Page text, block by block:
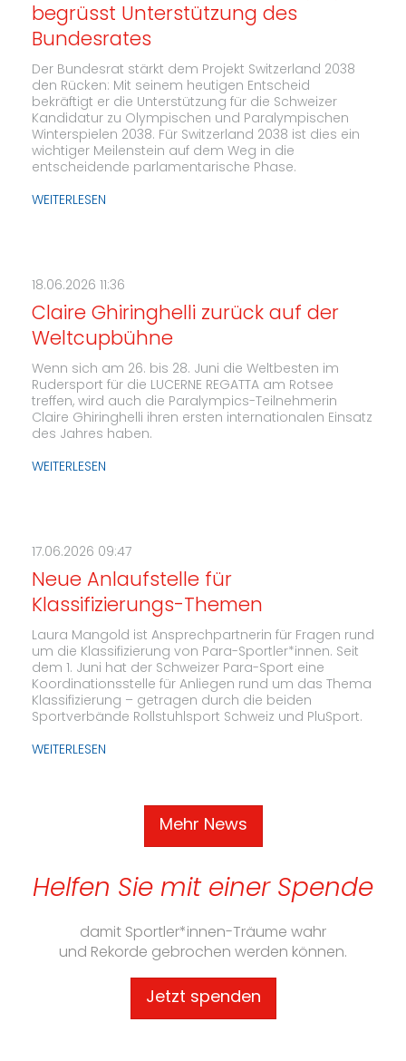
begrüsst Unterstützung des
Bundesrates
Der Bundesrat stärkt dem Projekt Switzerland 2038
den Rücken: Mit seinem heutigen Entscheid
bekräftigt er die Unterstützung für die Schweizer
Kandidatur zu Olympischen und Paralympischen
Winterspielen 2038. Für Switzerland 2038 ist dies ein
wichtiger Meilenstein auf dem Weg in die
entscheidende parlamentarische Phase.
WEITERLESEN
18.06.2026 11:36
Claire Ghiringhelli zurück auf der
Weltcupbühne
Wenn sich am 26. bis 28. Juni die Weltbesten im
Rudersport für die LUCERNE REGATTA am Rotsee
treffen, wird auch die Paralympics-Teilnehmerin
Claire Ghiringhelli ihren ersten internationalen Einsatz
des Jahres haben.
WEITERLESEN
17.06.2026 09:47
Neue Anlaufstelle für
Klassifizierungs-Themen
Laura Mangold ist Ansprechpartnerin für Fragen rund
um die Klassifizierung von Para-Sportler*innen. Seit
dem 1. Juni hat der Schweizer Para-Sport eine
Koordinationsstelle für Anliegen rund um das Thema
Klassifizierung – getragen durch die beiden
Sportverbände Rollstuhlsport Schweiz und PluSport.
WEITERLESEN
Mehr News
Helfen Sie mit einer Spende
damit Sportler*innen-Träume wahr
und Rekorde gebrochen werden können.
Jetzt spenden